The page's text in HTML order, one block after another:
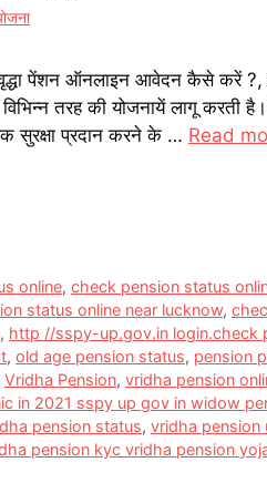
पेंशन ऑनलाइन आवेदन कैसे करें ?,
तरह की योजनायें लागू करती है।
सुरक्षा प्रदान करने के … Read
online,check pension status
status online near lucknow,
, http //sspy-up.gov.in login.check
, old age pension status, pension
Vridha Pension, vridha pension
in 2021 sspy up gov in widow
pension status, vridha pension
pension kyc vridha pension